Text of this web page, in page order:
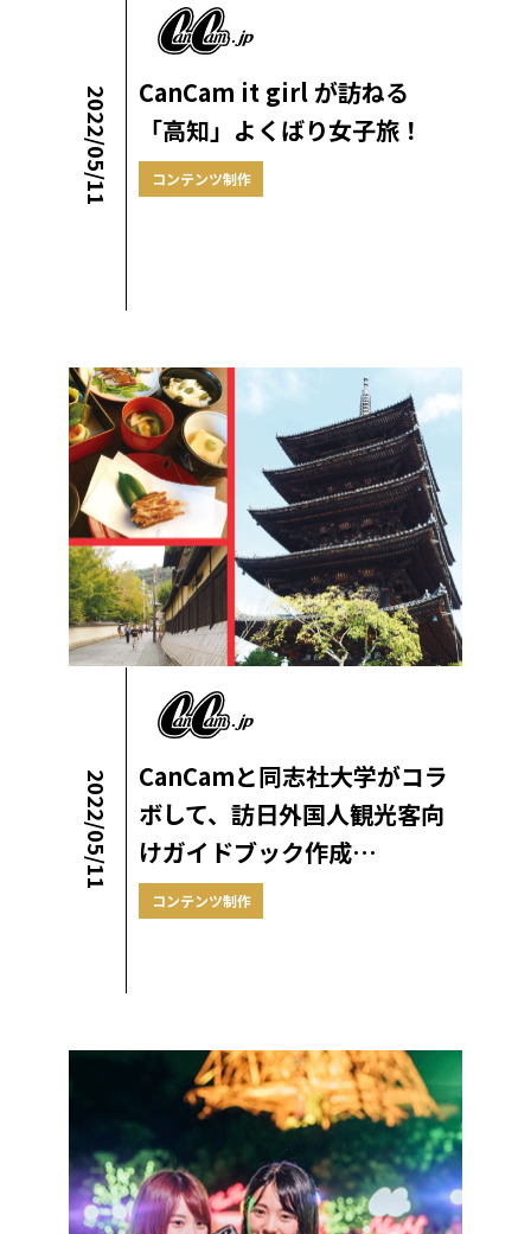
2022/05/11
CanCam it girl が訪ねる
「高知」よくばり女子旅！
コンテンツ制作
2022/05/11
CanCamと同志社大学がコラ
ボして、訪日外国人観光客向
けガイドブック作成…
コンテンツ制作